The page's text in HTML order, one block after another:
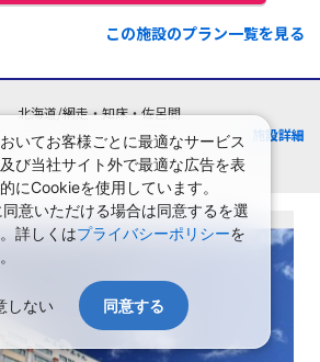
この施設のプラン一覧を見る
北海道/網走・知床・佐呂間
施設詳細
いてお客様ごとに最適なサービス
び当社サイト外で最適な広告を表
にCookieを使用しています。
意いただける場合は同意するを選
詳しくはプライバシーポリシーを
しない 同意する